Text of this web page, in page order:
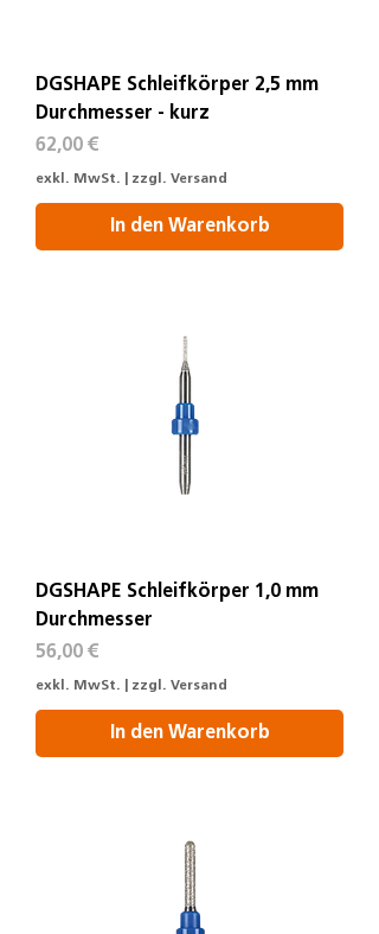
DGSHAPE Schleifkörper 2,5 mm
Durchmesser - kurz
Preis
62,00 €
exkl. MwSt. zzgl. Versand
In den Warenkorb
DGSHAPE Schleifkörper 1,0 mm
Durchmesser
Preis
56,00 €
exkl. MwSt. zzgl. Versand
In den Warenkorb